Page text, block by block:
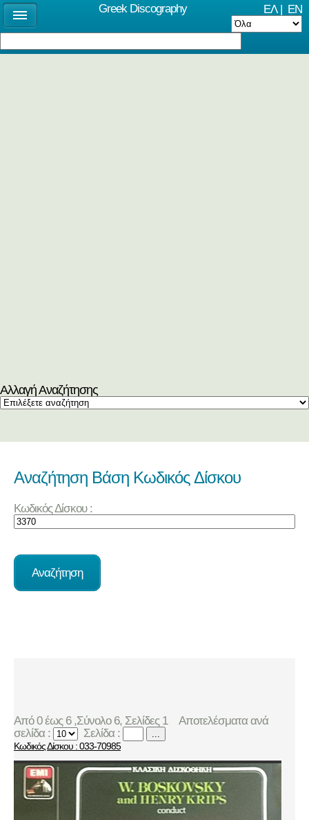
ΕΛ| EN
Αλλαγή Αναζήτησης
Αναζήτηση Βάση Κωδικός Δίσκου
Κωδικός Δίσκου :
Από 0 έως 6 ,Σύνολο 6, Σελίδες 1
Αποτελέσματα ανά
σελίδα :
Σελίδα : ...
Κωδικός Δίσκου : 033-70985
Greek Discography